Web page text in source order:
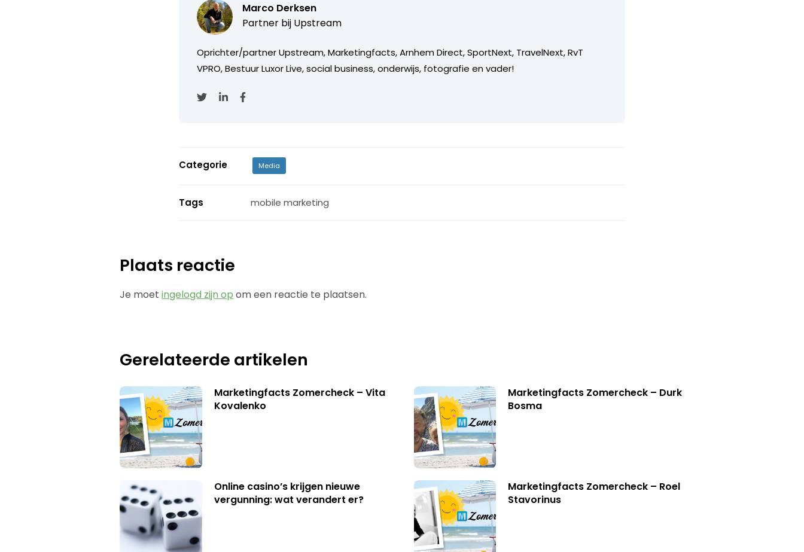
Marco Derksen
Partner bij Upstream
Oprichter/partner Upstream, Marketingfacts, Arnhem Direct, SportNext, TravelNext, RvT
VPRO, Bestuur Luxor Live, social business, onderwijs, fotografie en vader!
Categorie Media
Tags mobile marketing
Plaats reactie
Je moetingelogd zijn op om een reactie te plaatsen.
Gerelateerde artikelen
Marketingfacts Zomercheck – Vita
Kovalenko
Marketingfacts Zomercheck – Durk
Bosma
Online casino’s krijgen nieuwe
vergunning: wat verandert er?
Marketingfacts Zomercheck – Roel
Stavorinus